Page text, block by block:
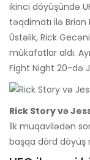
ikinci döyüşündə
təqdimatı ilə Brian
Üstəlik, Rick
mükafatlar aldı.
Fight Night 20-də
Rick Story və
İlk müqavilədən
başqa dörd döyüş